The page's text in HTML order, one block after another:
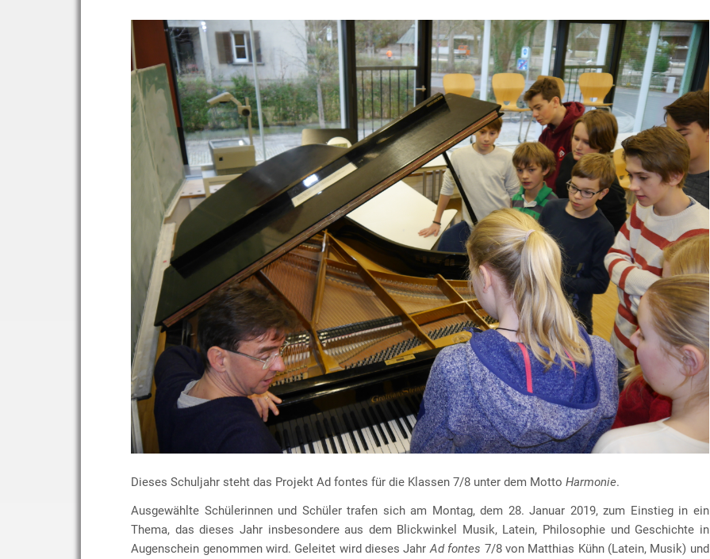
Dieses Schuljahr steht das Projekt Ad fontes für die Klassen 7/8 unter dem MottoHarmonie.
Ausgewählte Schülerinnen und Schüler trafen sich am Montag, dem 28. Januar 2019, zum Einstieg in ein
Thema, das dieses Jahr insbesondere aus dem Blickwinkel Musik, Latein, Philosophie und Geschichte in
Augenschein genommen wird. Geleitet wird dieses Jahr Ad fontes 7/8 von Matthias Kühn (Latein, Musik) und